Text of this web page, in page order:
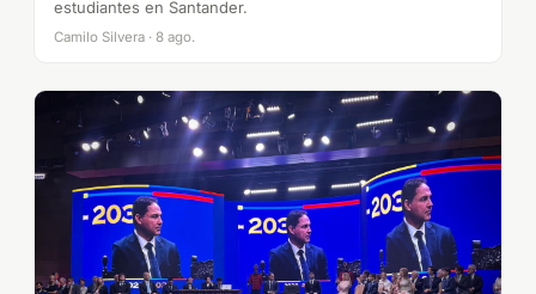
estudiantes en Santander.
Camilo Silvera · 8 ago.